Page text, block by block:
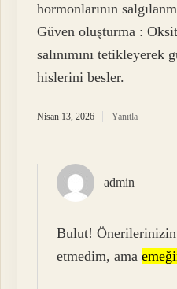
hormonlarının
Güven oluşturma :
salınımını tetikleyerek
hislerini besler.
Nisan 13, 2026 Yanıtla
admin
Bulut! Önerilerinizin
etmedim, ama